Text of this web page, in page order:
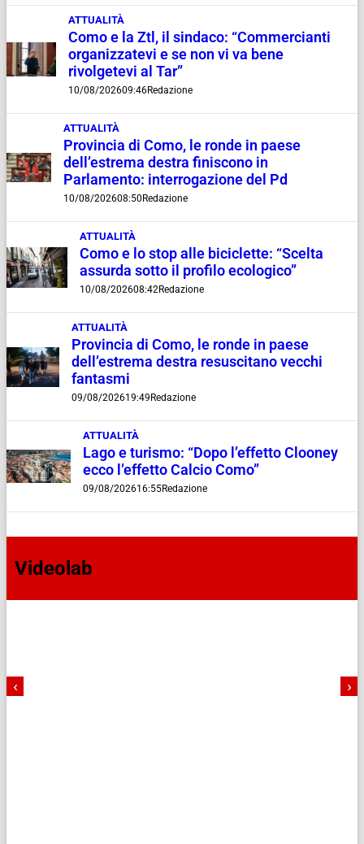
ATTUALITÀ
Como e la Ztl, il sindaco: “Commercianti
organizzatevi e se non vi va bene
rivolgetevi al Tar”
10/08/202609:46Redazione
ATTUALITÀ
Provincia di Como, le ronde in paese
dell’estrema destra finiscono in
Parlamento: interrogazione del Pd
10/08/202608:50 Redazione
ATTUALITÀ
Como e lo stop alle biciclette: “Scelta
assurda sotto il profilo ecologico”
10/08/202608:42Redazione
ATTUALITÀ
Provincia di Como, le ronde in paese
dell’estrema destra resuscitano vecchi
fantasmi
09/08/202619:49 Redazione
ATTUALITÀ
Lago e turismo: “Dopo l’effetto Clooney
ecco l’effetto Calcio Como”
09/08/202616:55Redazione
Videolab
‹ ›